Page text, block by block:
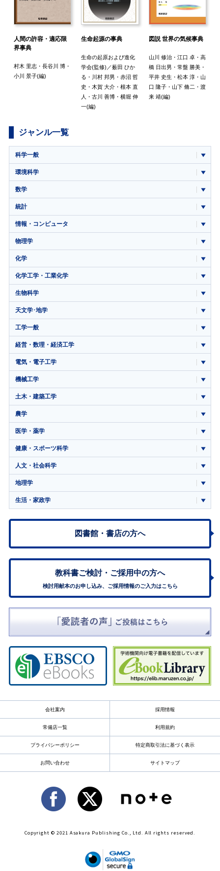
人間の許容・適応限
界事典
村木 里志・ 長谷川 博・
小川 景子(編)
生命起源の事典
生命の起原および進化
学会(監修)／薮田 ひか
る ・ 川村 邦男 ・赤沼 哲
史 ・木賀 大介 ・根本 直
人 ・古川 善博 ・横堀 伸
一(編)
図説 世界の気候事典
山川 修治・ 江口 卓・ 高
橋 日出男 ・ 常盤 勝美・
平井 史生 ・ 松本 淳・ 山
口 隆子・ 山下 脩二 ・ 渡
来 靖(編)
ジャンル一覧
科学一般
環境科学
数学
統計
情報・コンピュータ
物理学
化学
化学工学・工業化学
生物科学
天文学･地学
工学一般
経営・数理・経済工学
電気・電子工学
機械工学
土木・建築工学
農学
医学・薬学
健康・スポーツ科学
人文・社会科学
地理学
生活・家政学
図書館・書店の方へ
教科書ご検討・ ご採用中の方へ
検討用献本のお申し込み、ご採用情報のご入力はこちら
会社案内 採用情報
常備店一覧 利用規約
プライバシーポリシー 特定商取引法に基づく表示
お問い合わせ サイトマップ
Copyright © 2021 Asakura Publishing Co., Ltd. All rights reserved.